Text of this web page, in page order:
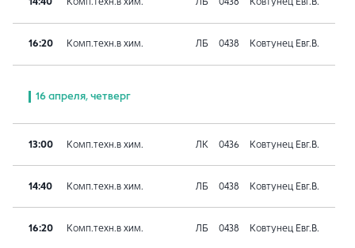
16:20 Комп.техн.в хим. ЛБ 0438 Ковтунец Евг.В.
16 апреля, четверг
13:00 Комп.техн.в хим. ЛК 0436 Ковтунец Евг.В.
14:40 Комп.техн.в хим. ЛБ 0438 Ковтунец Евг.В.
16:20 Комп.техн.в хим. ЛБ 0438 Ковтунец Евг.В.